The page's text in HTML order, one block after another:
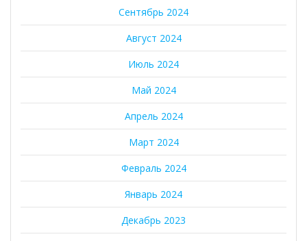
Сентябрь 2024
Август 2024
Июль 2024
Май 2024
Апрель 2024
Март 2024
Февраль 2024
Январь 2024
Декабрь 2023